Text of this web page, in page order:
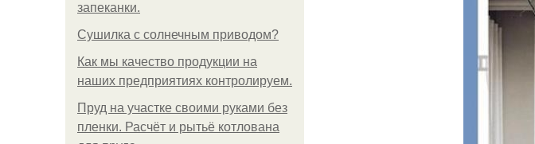
запеканки.
Сушилка с солнечным приводом?
Как мы качество продукции на
наших предприятиях контролируем.
Пруд на участке своими руками без
пленки. Расчёт и рытьё котлована